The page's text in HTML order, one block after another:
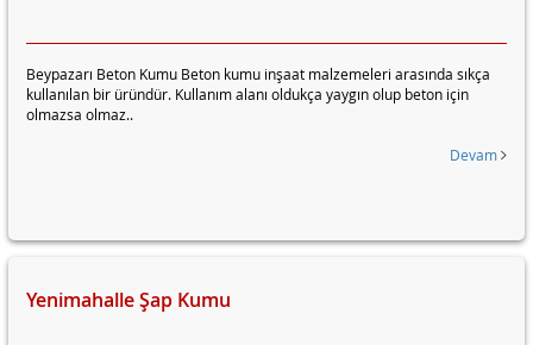
Beypazarı Beton Kumu Beton kumu inşaat malzemeleri arasında sıkça
kullanılan bir üründür. Kullanım alanı oldukça yaygın olup beton için
olmazsa olmaz..
Devam
Yenimahalle Şap Kumu